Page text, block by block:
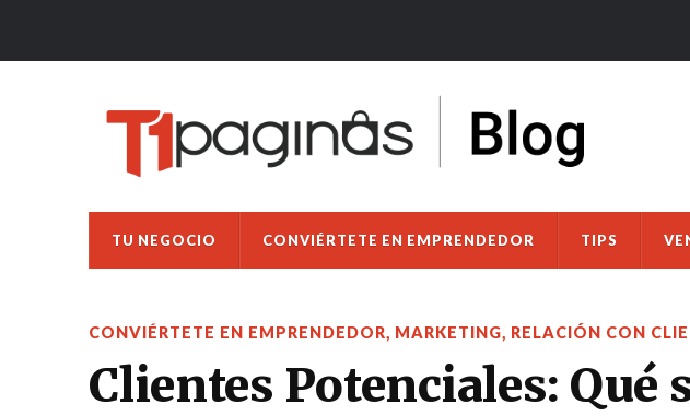
TU NEGOCIO CONVIÉRTETE EN EMPRENDEDOR TIPS
CONVIÉRTETE EN EMPRENDEDOR, MARKETING, RELACIÓN CON
Clientes Potenciales: